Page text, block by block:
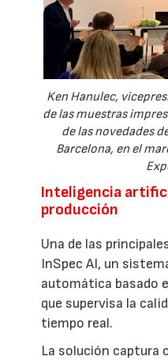
Ken Hanulec,
de las muestras
de las novedades
Barcelona, en el
Inteligencia
producción
Una de las
InSpec AI, un
automática basado
que supervisa la
tiempo real.
La solución captura